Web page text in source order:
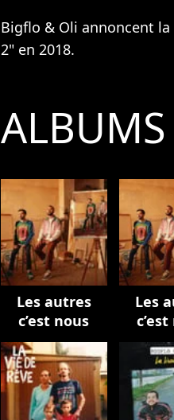
Bigflo & Oli annoncent
2" en 2018.
ALBUMS
Les autres
c’est nous
Les